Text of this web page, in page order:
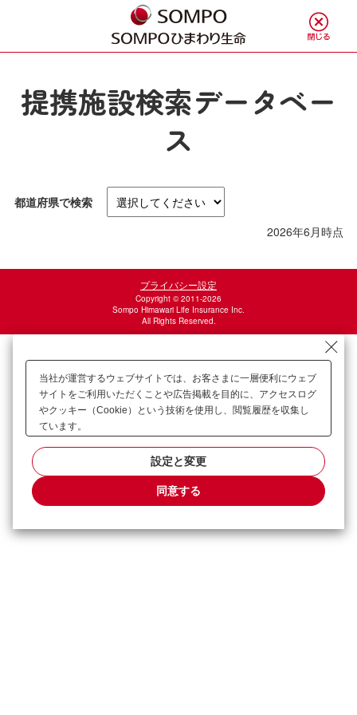
提携施設検索データベー
ス
都道府県で検索
2026年6月時点
プライバシー設定
Copyright © 2011-2026
Sompo Himawari Life Insurance Inc.
All Rights Reserved.
当社が運営するウェブサイトでは、お客さまに一層便利にウェブ
サイトをご利用いただくことや広告掲載を目的に、アクセスログ
やクッキー（Cookie）という技術を使用し、閲覧履歴を収集し
ています。
設定と変更
同意する